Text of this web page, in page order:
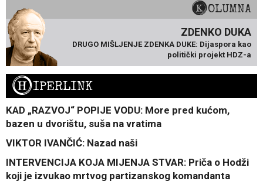
KOLUMNA
ZDENKO DUKA
DRUGO MIŠLJENJE ZDENKA DUKE: Dijaspora kao
politički projekt HDZ-a
HIPERLINK
KAD „RAZVOJ“ POPIJE VODU: More pred kućom,
bazen u dvorištu, suša na vratima
VIKTOR IVANČIĆ: Nazad naši
INTERVENCIJA KOJA MIJENJA STVAR: Priča o Hodži
koji je izvukao mrtvog partizanskog komandanta